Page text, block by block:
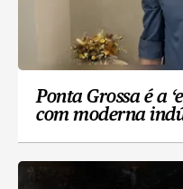
Ponta Grossa é a
com moderna